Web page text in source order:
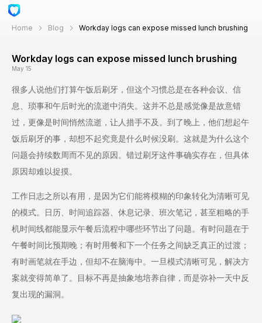
Home Blog Workday logs can expose missed lunch brushing
Workday logs can expose missed lunch brushing
May 15
很多人说他们打算午饭后刷牙，但这个习惯总是在各种会议、信
息、琐事和午后时光的流逝中消失。这并不总是感觉像是故意错
过，更像是时间悄然流逝，让人措手不及。到了晚上，他们想起午
饭后刷牙的事，却想不起究竟是什么时候没刷。这就是为什么这个
问题会持续数周而不见的原因。错过刷牙这件事确实存在，但具体
原因却难以捉摸。
工作日志之所以有用，是因为它们能将模糊的印象转化为清晰可见
的模式。日历、时间追踪器、休息记录、班次笔记，甚至粗略的手
机时间线都能显示午餐后流程中哪些环节出了问题。有时问题在于
午餐时间比预期晚；有时用餐和下一个任务之间缺乏真正的过渡；
有时画笔就在手边，但却不在脑海中。一旦模式清晰可见，解决方
案就变得简单了。目标不再是抽象地培养自律，而是弥补一天中反
复出现的漏洞。